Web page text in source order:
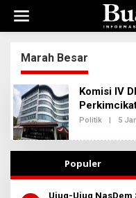
w
Marah Besar
Komisi IV
Politik | 5
Populer
Ujug-Ujug NasDem